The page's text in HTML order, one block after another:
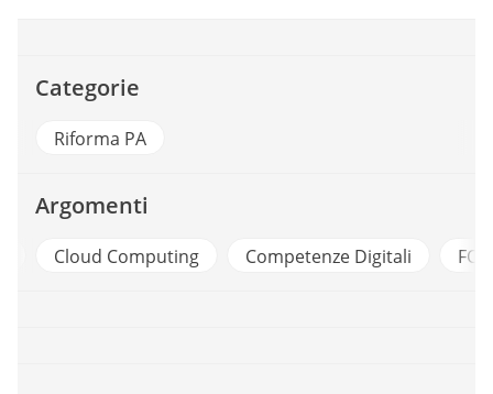
Categorie
Riforma PA
Argomenti
Cloud Computing Competenze Digitali